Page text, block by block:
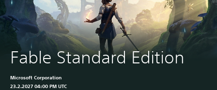
Fable Standard Edition
Microsoft Corporation
23.2.2027 04:00 PM UTC